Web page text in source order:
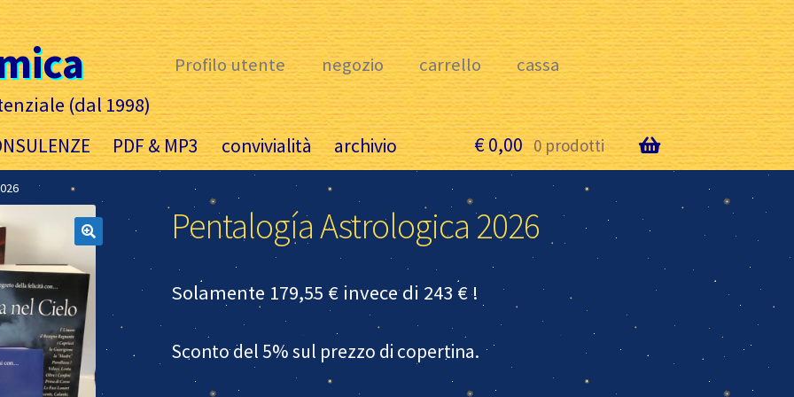
(dal 1998)
Profilo utente negozio carrello cassa
PDF & MP3 convivialità archivio €0,00 0 prodotti
Pentalogía Astrologica 2026
Solamente 179,55 € invece di 243 € !
Sconto del 5% sul prezzo di copertina.